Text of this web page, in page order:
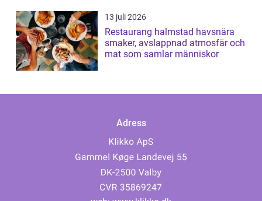
13 juli 2026
Restaurang halmstad havsnära
smaker, avslappnad atmosfär och
mat som samlar människor
Adress